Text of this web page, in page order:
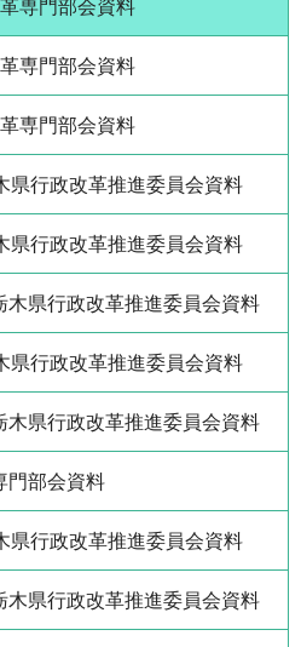
専門部会資料
専門部会資料
専門部会資料
県行政改革推進委員会資料
県行政改革推進委員会資料
木県行政改革推進委員会資料
県行政改革推進委員会資料
木県行政改革推進委員会資料
門部会資料
県行政改革推進委員会資料
木県行政改革推進委員会資料